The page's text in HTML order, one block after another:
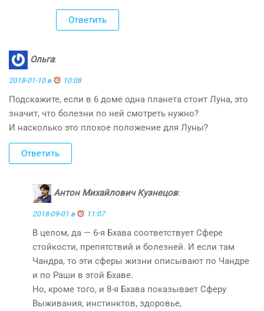
Ответить
Ольга:
2018-01-10 в 10:08
Подскажите, если в 6 доме одна планета стоит Луна, это
значит, что болезни по ней смотреть нужно?
И насколько это плохое положение для Луны?
Ответить
Антон Михайлович Кузнецов:
2018-09-01 в 11:07
В целом, да — 6-я Бхава соответствует Сфере
стойкости, препятствий и болезней. И если там
Чандра, то эти сферы жизни описывают по Чандре
и по Раши в этой Бхаве.
Но, кроме того, и 8-я Бхава показывает Сферу
Выживания, инстинктов, здоровье,